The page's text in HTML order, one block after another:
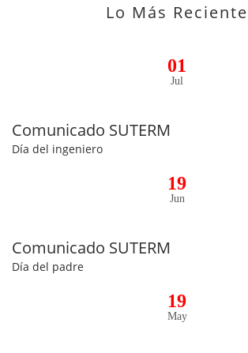
Lo Más Reciente
01
Jul
Comunicado SUTERM
Día del ingeniero
19
Jun
Comunicado SUTERM
Día del padre
19
May